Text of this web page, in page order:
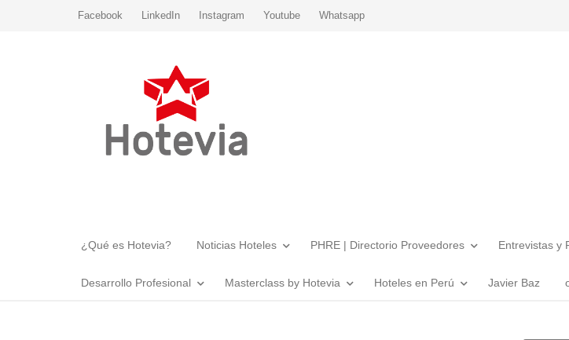
Facebook LinkedIn Instagram Youtube Whatsapp
¿Qué es Hotevia? Noticias Hoteles PHRE | Directorio Proveedores Entrevistas y
Desarrollo Profesional Masterclass by Hotevia Hoteles en Perú Javier Baz